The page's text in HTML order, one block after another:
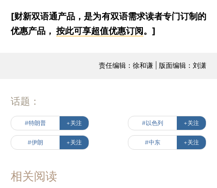
[财新双语通产品，是为有双语需求读者专门订制的
优惠产品，按此可享超值优惠订阅。]
责任编辑：徐和谦 | 版面编辑：刘潇
话题：
#特朗普 +关注 #以色列 +关注
#伊朗 +关注 #中东 +关注
相关阅读